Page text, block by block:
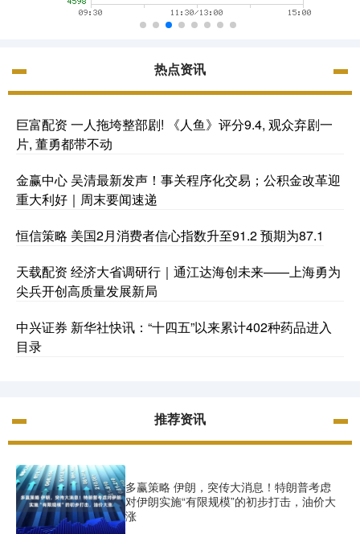
热点资讯
巨富配资 一人拖垮整部剧! 《人鱼》评分9.4, 观众弃剧一
片, 董勇都带不动
金赢中心 吴清最新发声！事关程序化交易；公积金改革迎
重大利好｜周末要闻速递
恒信策略 美国2月消费者信心指数升至91.2 预期为87.1
天载配资 经济大省调研行｜通江达海创未来——上海勇为
尖兵开创高质量发展新局
中兴证券 新华社快讯：“十四五”以来累计402种药品进入
目录
推荐资讯
多赢策略 伊朗，突传大消息！特朗普考虑
对伊朗实施“有限规模”的初步打击，油价大
涨